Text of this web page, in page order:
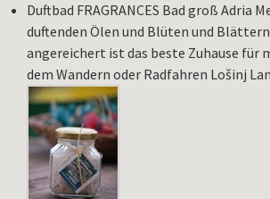
Duftbad FRAGRANCES Bad groß Adria
duftenden Ölen und Blüten und
angereichert ist das beste Zuhause für
dem Wandern oder Radfahren Lošinj